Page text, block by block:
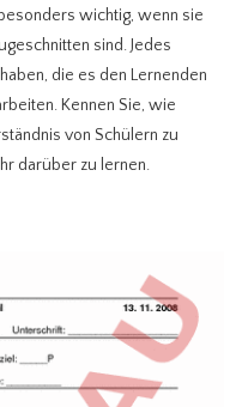
wichtig, wenn sie
sind. Jedes
die es den Lernenden
Kennen Sie, wie
von Schülern zu
darüber zu lernen.